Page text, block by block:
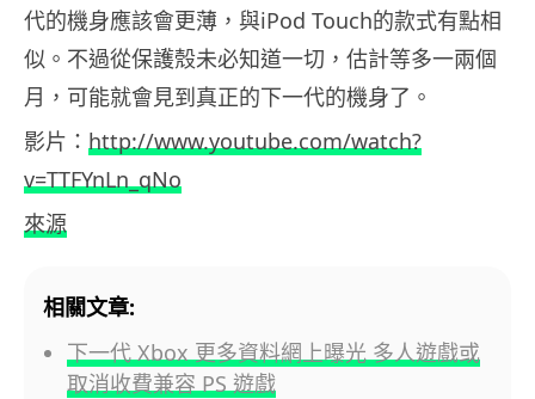
代的機身應該會更薄，與iPod Touch的款式有點相
似。不過從保護殼未必知道一切，估計等多一兩個
月，可能就會見到真正的下一代的機身了。
影片： http://www.youtube.com/watch?
v=TTFYnLn_qNo
來源
相關文章:
下一代 Xbox 更多資料網上曝光 多人遊戲或
取消收費兼容 PS 遊戲